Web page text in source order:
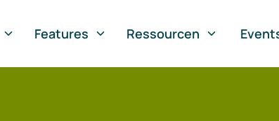
Features Ressourcen